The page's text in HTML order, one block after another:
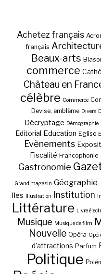
Achetez français
français
Beaux-arts
commerce
Château en
célèbre Commerce
Devise, emblème Divers
Décryptage Démographie
Editorial Education Eglise
Evènements
Fiscalité Francophonie
Gastronomie
Grand magasin Géographie
Iles Illustration Institution
Littérature Livre
Musique Musique de film
Nouvelle Opéra
d'attractions Parfum
Politique